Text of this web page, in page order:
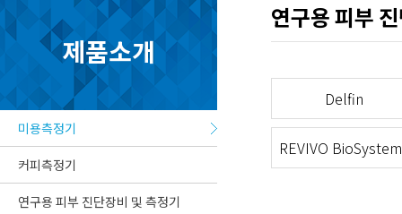
제품소개
미용측정기
커피측정기
연구용 피부 진단장비 및 측정기
연구용 피부
Delfin
REVIVO